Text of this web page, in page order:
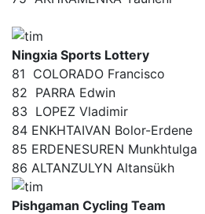
Ningxia Sports Lottery
81 COLORADO Francisco
82 PARRA Edwin
83 LOPEZ Vladimir
84 ENKHTAIVAN Bolor-Erdene
85 ERDENESUREN Munkhtulga
86 ALTANZULYN Altansükh
Pishgaman Cycling Team